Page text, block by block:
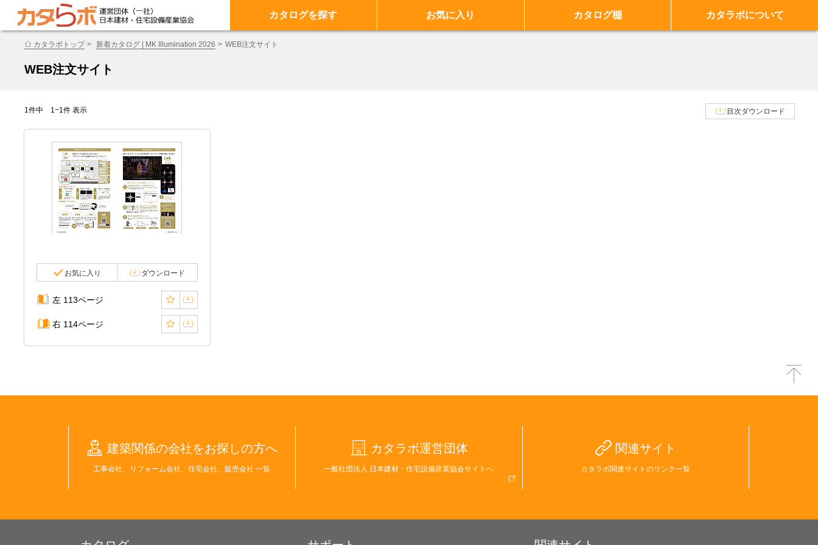
カタログを探す お気に入り カタログ棚 カタラボについて
カタラボトップ 新着カタログ | MK Illumination 2026 WEB注文サイト
WEB注文サイト
1件中 1~1件 表示 目次ダウンロード
お気に入り ダウンロード
左 113ページ
右 114ページ
建築関係の会社をお探しの方へ
工事会社、リフォーム会社、住宅会社、販売会社 一覧
カタラボ運営団体
一般社団法人 日本建材・住宅設備産業協会サイトへ
関連サイト
カタラボ関連サイトのリンク一覧